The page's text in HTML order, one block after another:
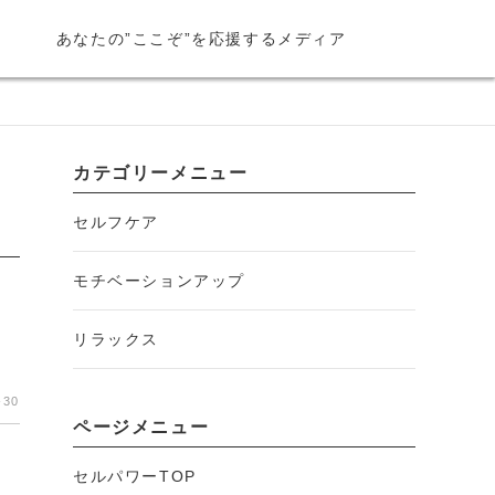
あなたの”ここぞ”を応援するメディア
カテゴリーメニュー
セルフケア
モチベーションアップ
リラックス
ページメニュー
セルパワーTOP